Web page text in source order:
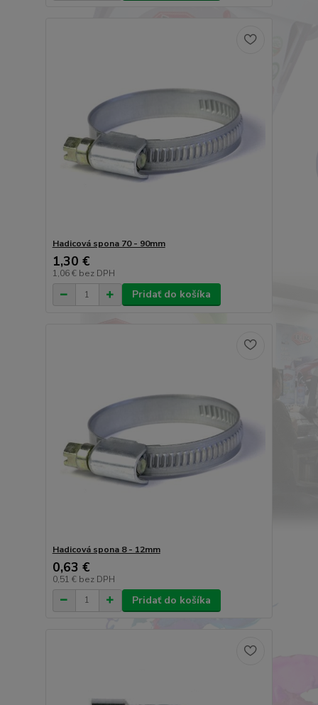
Hadicová spona 70 - 90mm
1,30 €
1,06 € bez DPH
Pridať do košíka
Hadicová spona 8 - 12mm
0,63 €
0,51 € bez DPH
Pridať do košíka